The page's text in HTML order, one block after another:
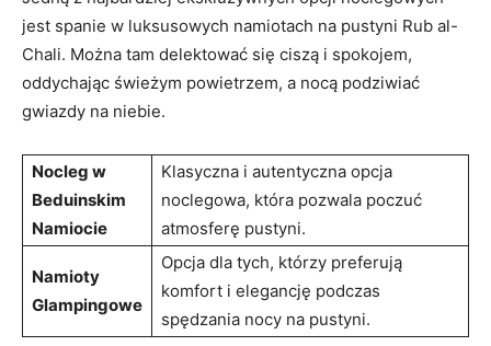
⁢jest spanie ⁤w luksusowych namiotach na pustyni Rub al-
Chali. Można tam delektować się ciszą i spokojem,‌
oddychając świeżym powietrzem, a nocą podziwiać⁣
gwiazdy na niebie.
Nocleg w
Beduinskim
Namiocie
Klasyczna i⁢ autentyczna opcja
noclegowa, która pozwala ‌poczuć
atmosferę pustyni.
Namioty
‌Glampingowe
Opcja dla tych, ​którzy ‌preferują
komfort i elegancję podczas⁣
spędzania nocy na pustyni.